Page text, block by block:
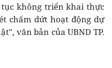
không triển khai thực
chấm dứt hoạt động dự
văn bản của UBND TP.